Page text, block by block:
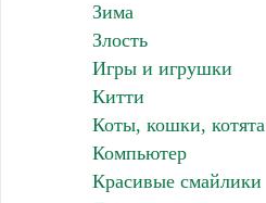
Зима
Злость
Игры и игрушки
Китти
Коты, кошки, котята
Компьютер
Красивые смайлики